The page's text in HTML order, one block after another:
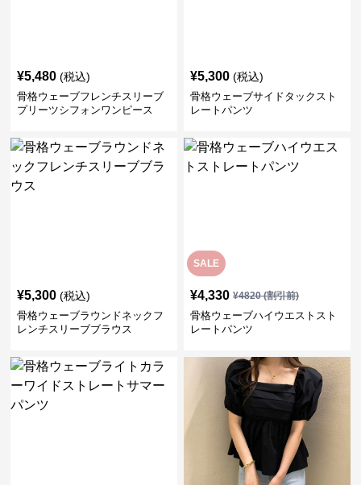
¥5,480 (税込)
骨格ウェーブフレンチスリーブ
プリーツシフォンワンピース
¥5,300 (税込)
骨格ウェーブサイドタックスト
レートパンツ
¥5,300 (税込)
骨格ウェーブラウンドネックフ
レンチスリーブブラウス
SALE
¥4,330 ¥4820(割引前)
骨格ウェーブハイウエストスト
レートパンツ